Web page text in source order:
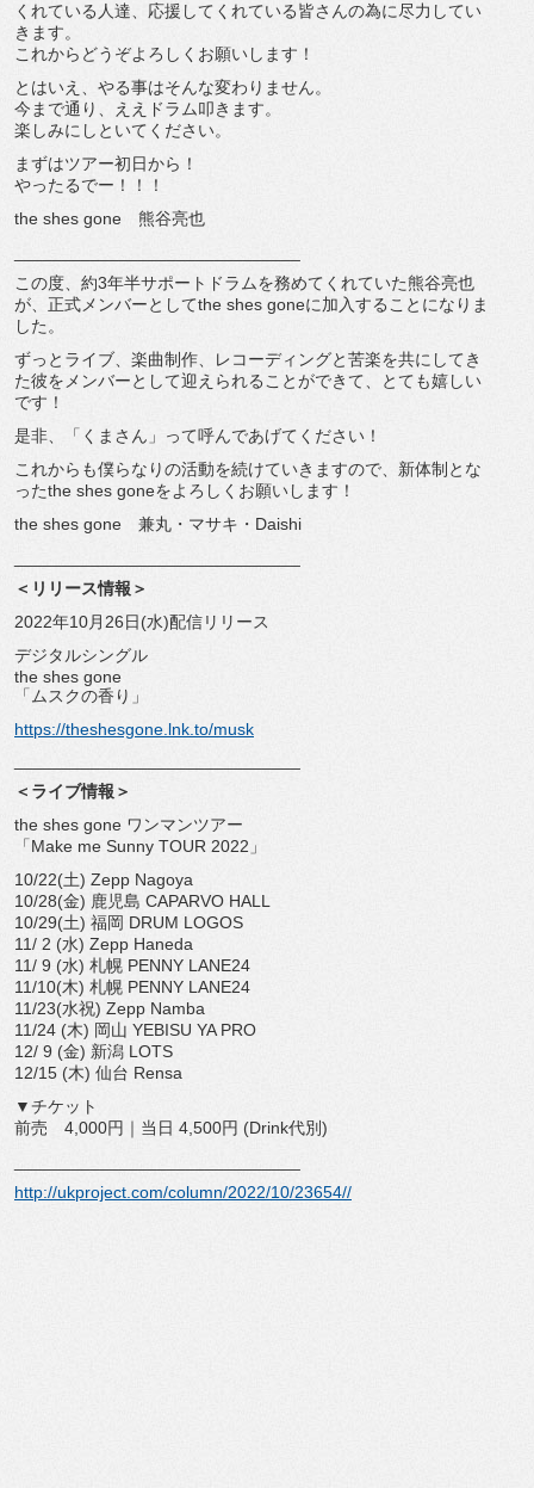
くれている人達、 応援してくれている皆さんの為に尽力してい
きます。
これからどうぞよろしくお願いします！
とはいえ、やる事はそんな変わりません。
今まで通り、ええドラム叩きます。
楽しみにしといてください。
まずはツアー初日から！
やったるでー！！！
the shes gone 熊谷亮也
この度、約3年半サポートドラムを務めてくれていた熊谷亮也
が、 正式メンバーとしてthe shes goneに加入することになりま
した。
ずっとライブ、楽曲制作、
レコーディングと苦楽を共にしてき
た彼をメンバーとして迎えられることができて、とても嬉しい
です！
是非、「くまさん」って呼んであげてください！
これからも僕らなりの活動を続けていきますので、 新体制とな
ったthe shes goneをよろしくお願いします！
the shes gone 兼丸・マサキ・Daishi
＜リリース情報＞
2022年10月26日(水)配信リリース
デジタルシングル
the shes gone
「ムスクの香り」
https://theshesgone.lnk.to/musk
＜ライブ情報＞
the shes gone ワンマンツアー
「Make me Sunny TOUR 2022」
10/22(土) Zepp Nagoya
10/28(金) 鹿児島 CAPARVO HALL
10/29(土) 福岡 DRUM LOGOS
11/ 2 (水) Zepp Haneda
11/ 9 (水) 札幌 PENNY LANE24
11/10(木) 札幌 PENNY LANE24
11/23(水祝) Zepp Namba
11/24 (木) 岡山 YEBISU YA PRO
12/ 9 (金) 新潟 LOTS
12/15 (木) 仙台 Rensa
▼チケット
前売 4,000円｜当日 4,500円 (Drink代別)
http://ukproject.com/column/2022/10/23654//